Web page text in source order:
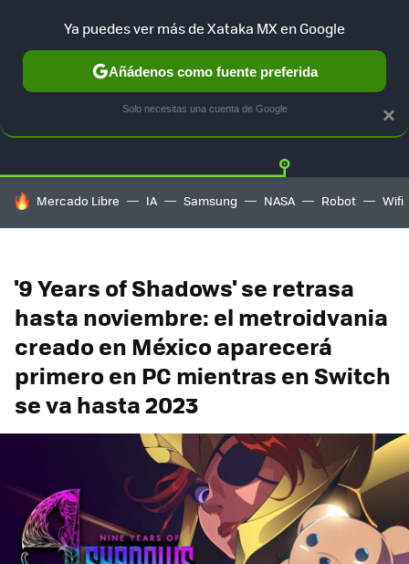
Twitter
HOY SE HABLA DE
Mercado Libre IA Samsung NASA Robot Wifi
'9 Years of Shadows' se retrasa
hasta noviembre: el metroidvania
creado en México aparecerá
primero en PC mientras en Switch
se va hasta 2023
×
Ya puedes ver más de Xataka MX en Google
Añádenos como fuente preferida
Solo necesitas una cuenta de Google